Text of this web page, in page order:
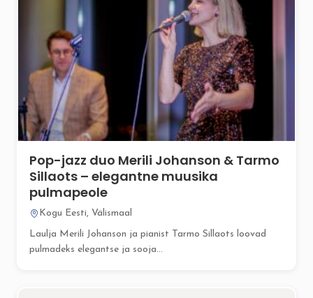
Pop-jazz duo Merili Johanson & Tarmo
Sillaots – elegantne muusika
pulmapeole
Kogu Eesti, Välismaal
Laulja Merili Johanson ja pianist Tarmo Sillaots loovad
pulmadeks elegantse ja sooja...